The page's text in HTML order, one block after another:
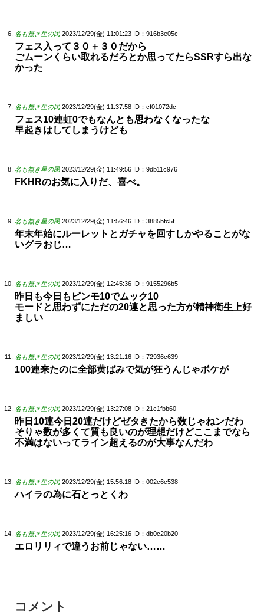
名も無き星の民 2023/12/29(金) 11:01:23 ID：916b3e05c
フェス入って３０＋３０だから
ごムーンくらい取れるだろとか思ってたらSSRすら出な
かった
名も無き星の民 2023/12/29(金) 11:37:58 ID：cf01072dc
フェス10連虹0でもなんとも思わなくなったな
早起きはしてしまうけども
名も無き星の民 2023/12/29(金) 11:49:56 ID：9db11c976
FKHRのお気に入りだ、喜べ。
名も無き星の民 2023/12/29(金) 11:56:46 ID：3885bfc5f
年末年始にルーレットとガチャを回すしかやることがな
いグラおじ…
名も無き星の民 2023/12/29(金) 12:45:36 ID：9155296b5
昨日も今日もピンモ10でムック10
モードと思わずにただの20連と思った方が精神衛生上好
ましい
名も無き星の民 2023/12/29(金) 13:21:16 ID：72936c639
100連来たのに全部黄ばみで気が狂うんじゃボケが
名も無き星の民 2023/12/29(金) 13:27:08 ID：21c1fbb60
昨日10連今日20連だけどゼタきたから数じゃねンだわ
そりゃ数が多くて質も良いのが理想だけどここまでなら
不満はないってライン超えるのが大事なんだわ
名も無き星の民 2023/12/29(金) 15:56:18 ID：002c6c538
ハイラの為に石とっとくわ
名も無き星の民 2023/12/29(金) 16:25:16 ID：db0c20b20
エロリリィで違うお前じゃない……
コメント